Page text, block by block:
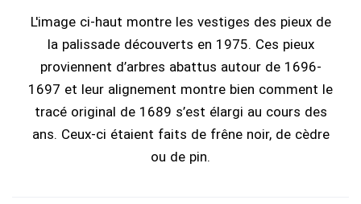
L'image ci-haut montre les vestiges des pieux de
la palissade découverts en 1975. Ces pieux
proviennent d’arbres abattus autour de 1696-
1697 et leur alignement montre bien comment le
tracé original de 1689 s’est élargi au cours des
ans. Ceux-ci étaient faits de frêne noir, de cèdre
ou de pin.